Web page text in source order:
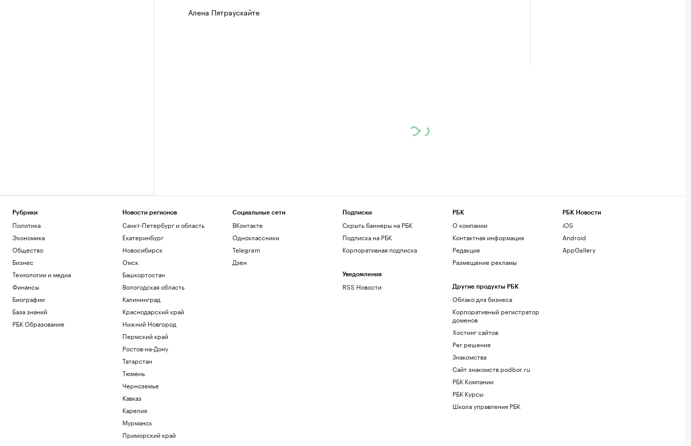
Алена Пятраускайте
Рубрики
Политика
Экономика
Общество
Бизнес
Технологии и медиа
Финансы
Биографии
База знаний
РБК Образование
Новости регионов
Санкт-Петербург и область
Екатеринбург
Новосибирск
Омск
Башкортостан
Вологодская область
Калининград
Краснодарский край
Нижний Новгород
Пермский край
Ростов-на-Дону
Татарстан
Тюмень
Черноземье
Кавказ
Карелия
Мурманск
Приморский край
Социальные сети
ВКонтакте
Одноклассники
Telegram
Дзен
Подписки
Скрыть баннеры на РБК
Подписка на РБК
Корпоративная подписка
Уведомления
RSS Новости
РБК
О компании
Контактная информация
Редакция
Размещение рекламы
Другие продукты РБК
Облако для бизнеса
Корпоративный регистратор
доменов
Хостинг сайтов
Рег.решения
Знакомства
Сайт знакомств podbor.ru
РБК Компании
РБК Курсы
Школа управления РБК
РБК Новости
iOS
Android
AppGallery